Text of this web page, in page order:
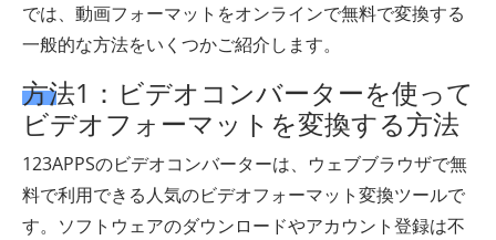
では、動画フォーマットをオンラインで無料で変換する
一般的な方法をいくつかご紹介します。
方法1：ビデオコンバーターを使って
ビデオフォーマットを変換する方法
123APPSのビデオコンバーターは、ウェブブラウザで無
料で利用できる人気のビデオフォーマット変換ツールで
す。ソフトウェアのダウンロードやアカウント登録は不